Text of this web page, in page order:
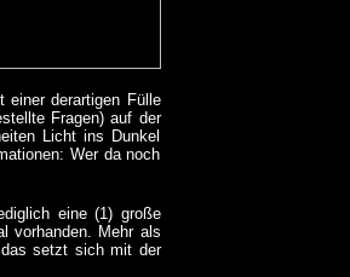
einer derartigen Fülle
Fragen) auf der
Licht ins Dunkel
Wer da noch
eine (1) große
vorhanden. Mehr als
das setzt sich mit der